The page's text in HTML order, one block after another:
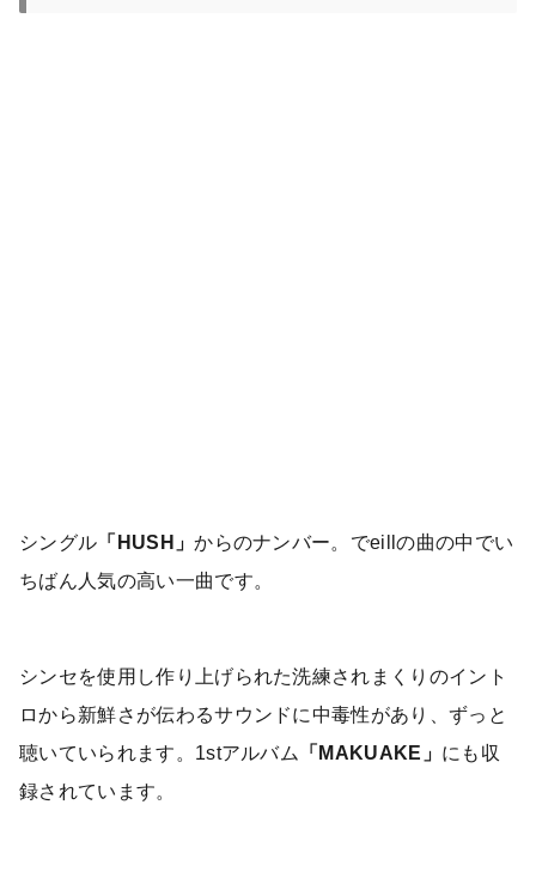
シングル 「HUSH」からのナンバー。でeillの曲の中でい
ちばん人気の高い一曲です。
シンセを使用し作り上げられた洗練されまくりのイント
ロから新鮮さが伝わるサウンドに中毒性があり、ずっと
聴いていられます。1stアルバム
「MAKUAKE」 にも収
録されています。